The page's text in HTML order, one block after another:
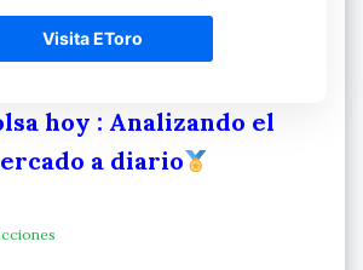
Visita EToro
hoy : Analizando el
a diario